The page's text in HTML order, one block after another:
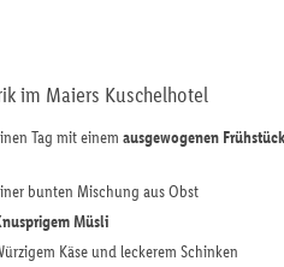
im Maiers Kuschelhotel
Tag mit einem ausgewogenen Frühstück
bunten Mischung aus Obst
Müsli
Käse und leckerem Schinken